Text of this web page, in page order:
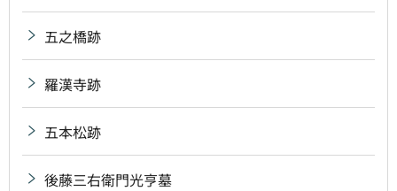
五之橋跡
羅漢寺跡
五本松跡
後藤三右衛門光亨墓